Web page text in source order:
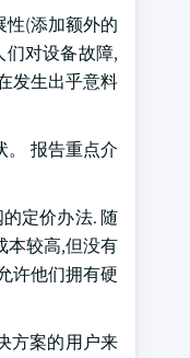
性(添加额外的
对设备故障,
发生出乎意料
。 报告重点介
定价办法. 随
本较高,但没有
许他们拥有硬
方案的用户来